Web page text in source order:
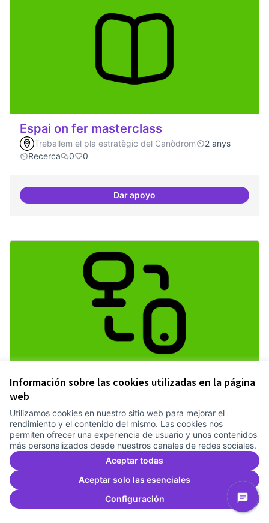
Información sobre las cookies utilizadas en la página
web
Utilizamos cookies en nuestro sitio web para mejorar el
rendimiento y el contenido del mismo. Las cookies nos
permiten ofrecer una experiencia de usuario y unos contenidos
más personalizados desde nuestros canales de redes sociales.
Aceptar todas
Aceptar solo las esenciales
Configuración
Espai on fer masterclass
Treballem el pla estratègic del Canòdrom
2 anys
Recerca
0 0
Dar apoyoEspai on fer masterclass
Pilot guifinet com infraestructura
Dar apoyoPilot guifinet com